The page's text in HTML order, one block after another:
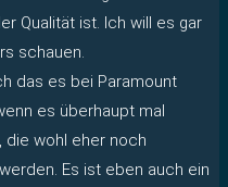
Qualität ist. Ich will es gar
schauen.
das es bei Paramount
es überhaupt mal
die wohl eher noch
Es ist eben auch ein